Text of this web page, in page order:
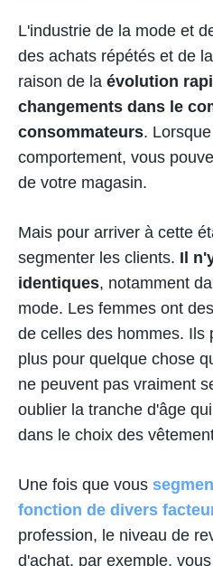
L'industrie de la mode et
des achats répétés et de
raison de la évolution
changements dans le
consommateurs.
comportement, vous
de votre magasin.
Mais pour arriver à cette
segmenter les clients. Il
identiques, notamment
mode. Les femmes ont
de celles des hommes. Ils
plus pour quelque chose
ne peuvent pas vraiment
oublier la tranche d'âge
dans le choix des
Une fois que vous
fonction de divers
profession, le niveau de
d'achat, par exemple,